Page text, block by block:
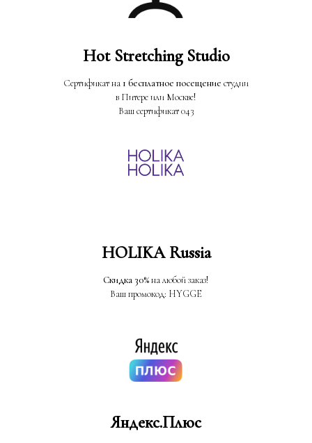
Hot Stretching Studio
Сертификат на 1 бесплатное посещение студии
в Питере или Москве!
Ваш сертификат 043
HOLIKA Russia
Скидка 30%на любой заказ!
Ваш промокод: HYGGE
Яндекс.Плюс